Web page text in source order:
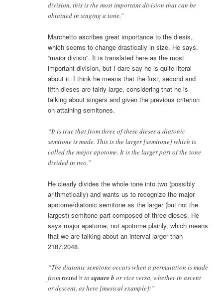
division, this is the most important division that can be
obtained in singing a tone.”
Marchetto ascribes great importance to the diesis,
which seems to change drastically in size. He says,
“maior divisio”. It is translated here as the most
important division, but I dare say he is quite literal
about it. I think he means that the first, second and
fifth dieses are fairly large, considering that he is
talking about singers and given the previous criterion
on attaining semitones.
“It is true that from three of these dieses a diatonic
semitone is made. This is the larger [semitone] which is
called the major apotome. It is the larger part of the tone
divided in two.”
He clearly divides the whole tone into two (possibly
arithmetically) and wants us to recognize the major
apotome/diatonic semitone as the larger (but not the
largest) semitone part composed of three dieses. He
says major apatome, not apotome plainly, which means
that we are talking about an interval larger than
2187:2048.
“The diatonic semitone occurs when a permutation is made
fromround b tosquare b or vice versa, whether in ascent
or descent, as here [musical example]:”